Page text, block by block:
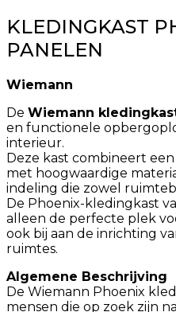
KLEDINGKAST
PANELEN
Wiemann
De Wiemann
en functionele
interieur.
Deze kast combineert
met hoogwaardige
indeling die zowel
De Phoenix-kledingkast
alleen de perfecte plek
ook bij aan de inrichting
ruimtes.
Algemene Beschrijving
De Wiemann Phoenix
mensen die op zoek zijn